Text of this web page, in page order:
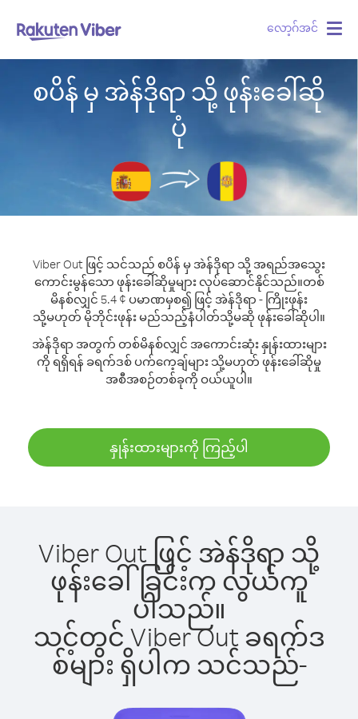
လော့ဂ်အင်
စပိန် မှ အဲန်ဒိုရာ သို့ ဖုန်းခေါ်ဆို
ပုံ
Viber Out ဖြင့် သင်သည် စပိန် မှ အဲန်ဒိုရာ သို့ အရည်အသွေး
ကောင်းမွန်သော ဖုန်းခေါ်ဆိုမှုများ လုပ်ဆောင်နိုင်သည်။တစ်
မိနစ်လျှင် 5.4 ¢ ပမာဏမှစ၍ ဖြင့် အဲန်ဒိုရာ - ကြိုးဖုန်း
သို့မဟုတ် မိုဘိုင်းဖုန်း မည်သည့်နံပါတ်သို့မဆို ဖုန်းခေါ်ဆိုပါ။
အဲန်ဒိုရာ အတွက် တစ်မိနစ်လျှင် အကောင်းဆုံး နှုန်းထားများ
ကို ရရှိရန် ခရက်ဒစ် ပက်ကေ့ချ်များ သို့မဟုတ် ဖုန်းခေါ်ဆိုမှု
အစီအစဉ်တစ်ခုကို ဝယ်ယူပါ။
နှုန်းထားများကို ကြည့်ပါ
Viber Out ဖြင့် အဲန်ဒိုရာ သို့
ဖုန်းခေါ်ခြင်းက လွယ်ကူ
ပါသည်။
သင့်တွင် Viber Out ခရက်ဒ
စ်များ ရှိပါက သင်သည်-